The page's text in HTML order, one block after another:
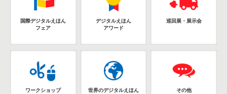
国際デジタルえほん
フェア
デジタルえほん
アワード
巡回展・展示会
ワークショップ
世界のデジタルえほん
その他